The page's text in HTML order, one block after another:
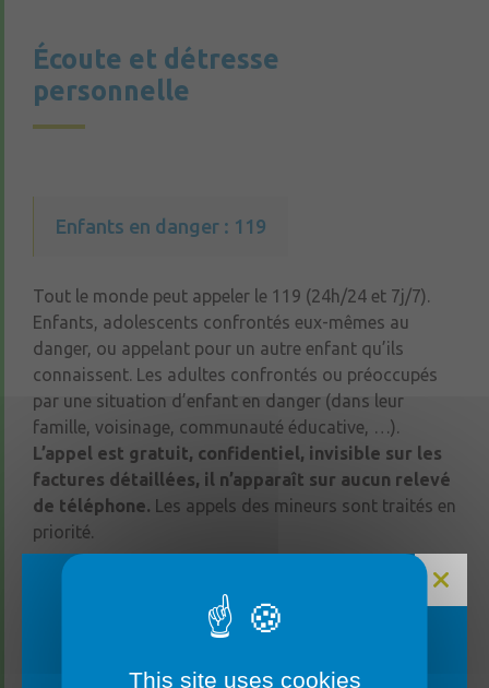
Écoute et détresse
personnelle
Enfants en danger : 119
Tout le monde peut appeler le 119 (24h/24 et 7j/7).
Enfants, adolescents confrontés eux-mêmes au
danger, ou appelant pour un autre enfant qu’ils
connaissent. Les adultes confrontés ou préoccupés
par une situation d’enfant en danger (dans leur
famille, voisinage, communauté éducative, …).
L’appel est gratuit, confidentiel, invisible sur les
factures détaillées, il n’apparaît sur aucun relevé
de téléphone. Les appels des mineurs sont traités en
priorité.
Femmes victimes de violences : 39 19
This site uses cookies